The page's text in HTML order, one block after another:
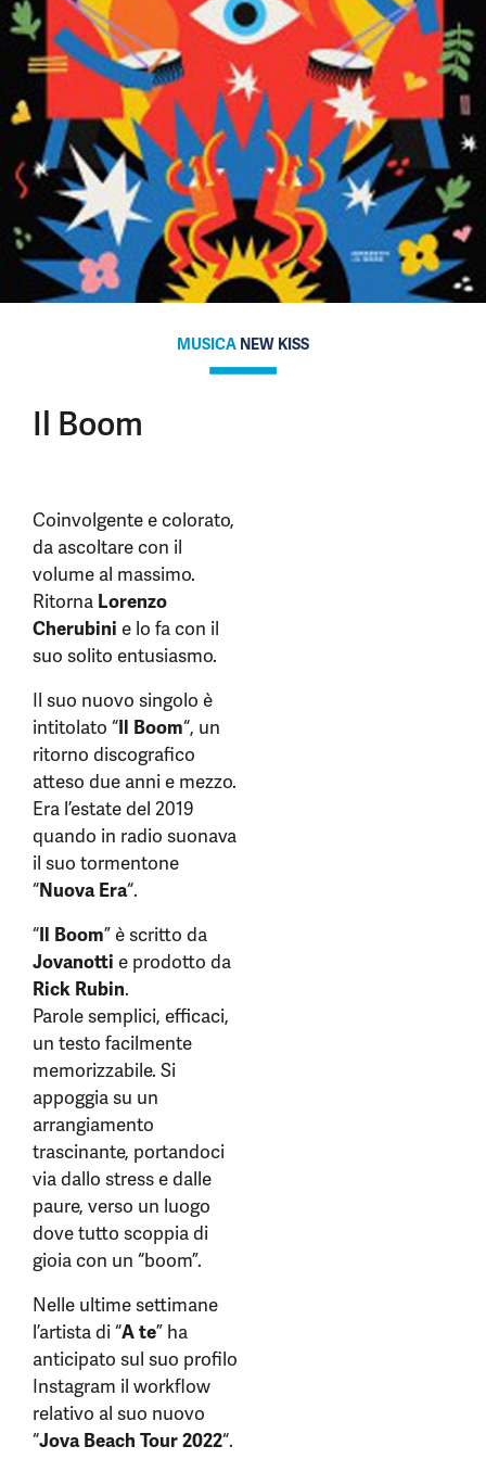
MUSICA NEW KISS
Il Boom
Coinvolgente e colorato,
da ascoltare con il
volume al massimo.
Ritorna Lorenzo
Cherubini e lo fa con il
suo solito entusiasmo.
Il suo nuovo singolo è
intitolato “Il Boom“, un
ritorno discografico
atteso due anni e mezzo.
Era l’estate del 2019
quando in radio suonava
il suo tormentone
“Nuova Era“.
“Il Boom” è scritto da
Jovanotti e prodotto da
Rick Rubin.
Parole semplici, efficaci,
un testo facilmente
memorizzabile. Si
appoggia su un
arrangiamento
trascinante, portandoci
via dallo stress e dalle
paure, verso un luogo
dove tutto scoppia di
gioia con un “boom”.
Nelle ultime settimane
l’artista di “A te” ha
anticipato sul suo profilo
Instagram il workflow
relativo al suo nuovo
“Jova Beach Tour 2022“.